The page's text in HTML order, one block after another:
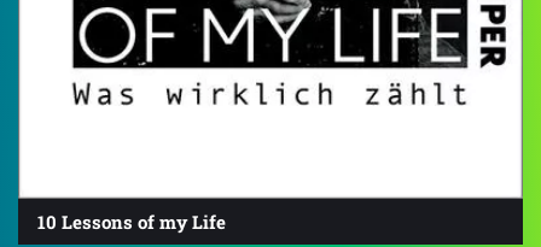
10 Lessons of my Life